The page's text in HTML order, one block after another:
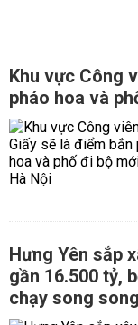
Khu vực Công
pháo hoa và
Hưng Yên sắp
gần 16.500 tỷ,
chạy song song